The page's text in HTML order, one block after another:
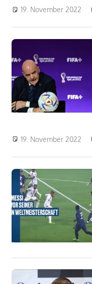
19. November 2022
19. November 2022